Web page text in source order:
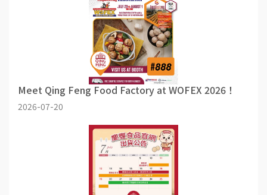
Meet Qing Feng Food Factory at WOFEX 2026！
2026-07-20